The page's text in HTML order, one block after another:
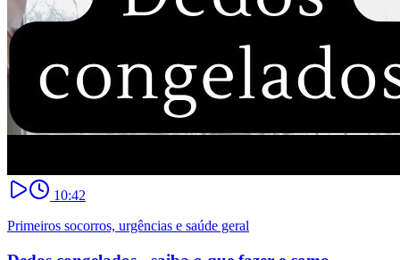
10:42
Primeiros socorros, urgências e saúde geral